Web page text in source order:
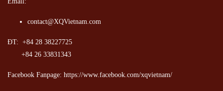
contact@XQVietnam.com
ĐT: +84 28 38227725
+84 26 33831343
Facebook Fanpage: https://www.facebook.com/xqvietnam/